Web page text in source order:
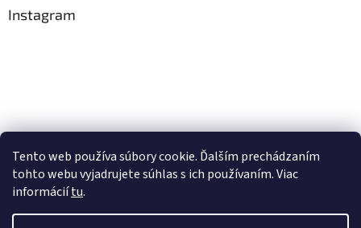
Tento web používa súbory cookie. Ďalším prechádzaním
tohto webu vyjadrujete súhlas s ich používaním. Viac
informáciítu.
Instagram
Sledovať na Instagrame